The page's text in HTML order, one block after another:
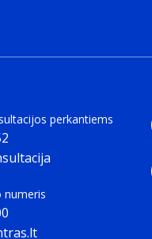
perkantiems
numeris